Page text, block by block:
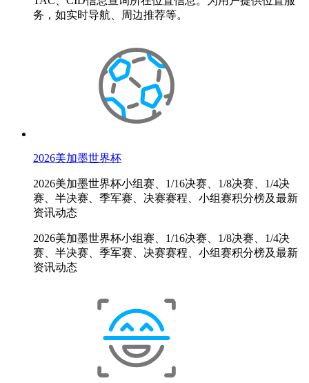
务，如实时导航、周边推荐等。
2026美加墨世界杯
2026美加墨世界杯小组赛、1/16决赛、1/8决赛、1/4决
赛、半决赛、季军赛、决赛赛程、小组赛积分榜及最新
资讯动态
2026美加墨世界杯小组赛、1/16决赛、1/8决赛、1/4决
赛、半决赛、季军赛、决赛赛程、小组赛积分榜及最新
资讯动态